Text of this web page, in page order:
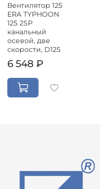
Вентилятор 125
ERA TYPHOON
125 2SP
канальный
осевой, две
скорости, D125
6 548 ₽